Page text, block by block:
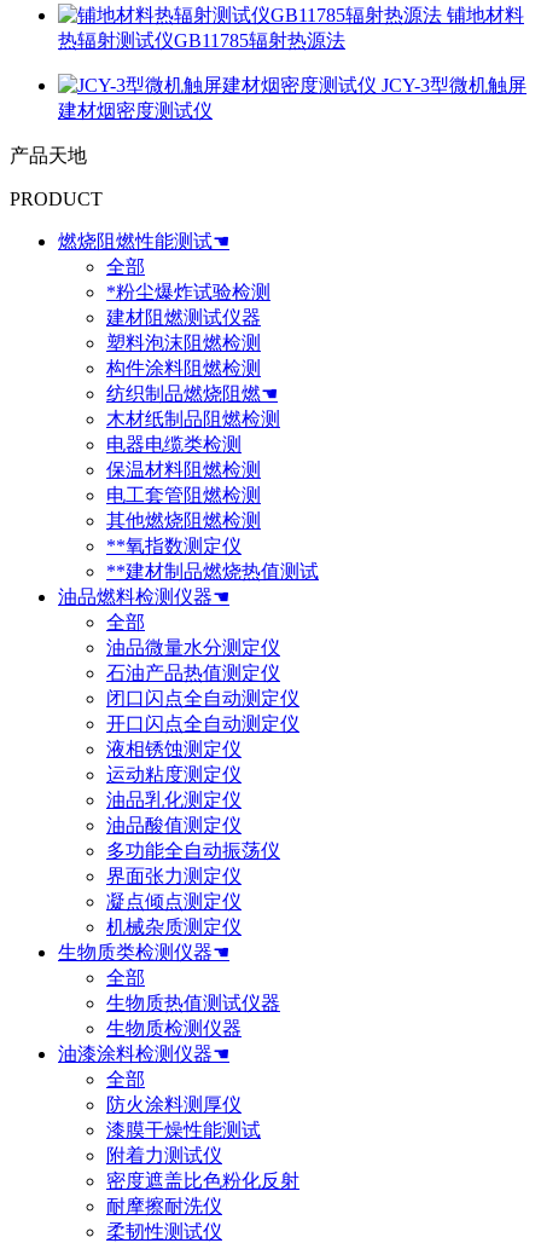
铺地材料
热辐射测试仪GB11785辐射热源法
JCY-3型微机触屏
建材烟密度测试仪
产品天地
PRODUCT
燃烧阻燃性能测试☚
全部
*粉尘爆炸试验检测
建材阻燃测试仪器
塑料泡沫阻燃检测
构件涂料阻燃检测
纺织制品燃烧阻燃☚
木材纸制品阻燃检测
电器电缆类检测
保温材料阻燃检测
电工套管阻燃检测
其他燃烧阻燃检测
**氧指数测定仪
**建材制品燃烧热值测试
油品燃料检测仪器☚
全部
油品微量水分测定仪
石油产品热值测定仪
闭口闪点全自动测定仪
开口闪点全自动测定仪
液相锈蚀测定仪
运动粘度测定仪
油品乳化测定仪
油品酸值测定仪
多功能全自动振荡仪
界面张力测定仪
凝点倾点测定仪
机械杂质测定仪
生物质类检测仪器☚
全部
生物质热值测试仪器
生物质检测仪器
油漆涂料检测仪器☚
全部
防火涂料测厚仪
漆膜干燥性能测试
附着力测试仪
密度遮盖比色粉化反射
耐摩擦耐洗仪
柔韧性测试仪